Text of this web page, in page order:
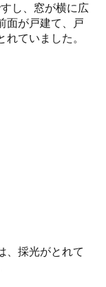
し、窓が横に広
面が戸建て、戸
ていました。
、採光がとれて